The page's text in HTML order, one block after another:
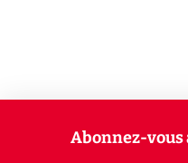
Abonnez-vous